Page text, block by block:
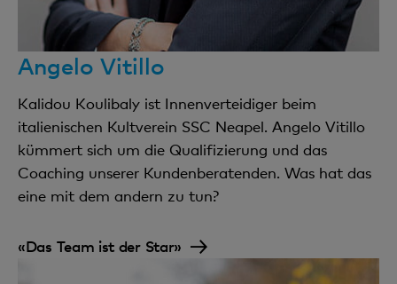
Angelo Vitillo
Kalidou Koulibaly ist Innenverteidiger beim
italienischen Kultverein SSC Neapel. Angelo Vitillo
kümmert sich um die Qualifizierung und das
Coaching unserer Kundenberatenden. Was hat das
eine mit dem andern zu tun?
«Das Team ist der Star»